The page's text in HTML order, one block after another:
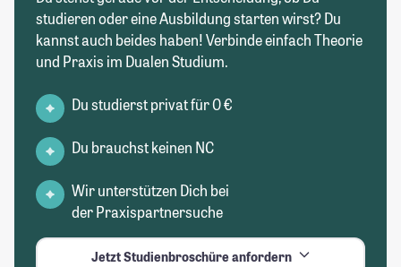
studieren oder eine Ausbildung starten wirst? Du
kannst auch beides haben! Verbinde einfach Theorie
und Praxis im Dualen Studium.
Du studierst privat für 0 €
Du brauchst keinen NC
Wir unterstützen Dich bei
der Praxispartnersuche
Jetzt Studienbroschüre anfordern